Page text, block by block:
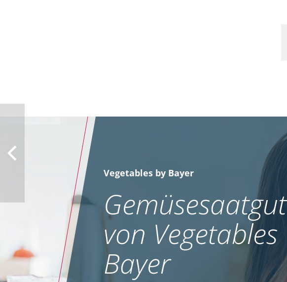
Vegetables by Bayer
Gemüsesaatgut
von Vegetables
Bayer